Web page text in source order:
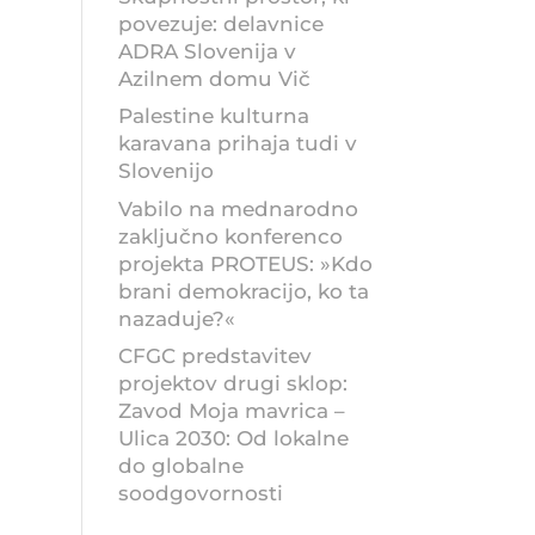
povezuje: delavnice
ADRA Slovenija v
Azilnem domu Vič
Palestine kulturna
karavana prihaja tudi v
Slovenijo
Vabilo na mednarodno
zaključno konferenco
projekta PROTEUS: »Kdo
brani demokracijo, ko ta
nazaduje?«
CFGC predstavitev
projektov drugi sklop:
Zavod Moja mavrica –
Ulica 2030: Od lokalne
do globalne
soodgovornosti